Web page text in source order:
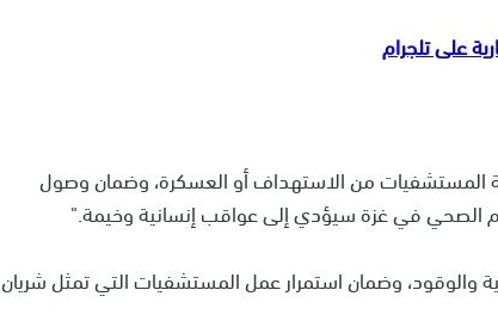
المستشفيات من الاستهداف أو العسكرة، وضمان وصول
الصحي في غزة سيؤدي إلى عواقب إنسانية وخيمة."
وضمان استمرار عمل المستشفيات التي تمثل شريان